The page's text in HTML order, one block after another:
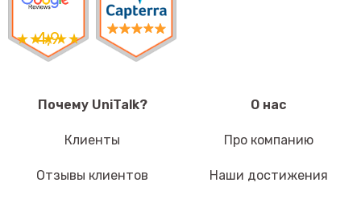
4,9
Почему UniTalk?
Клиенты
Отзывы клиентов
О нас
Про компанию
Наши достижения